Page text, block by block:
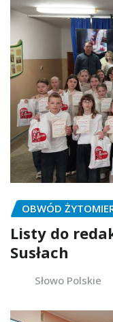
OBWÓD
Listy do
Susłach
Słowo Polskie